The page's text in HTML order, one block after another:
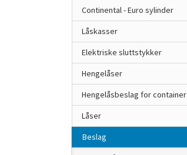
Continental - Euro sylinder
Låskasser
Elektriske sluttstykker
Hengelåser
Hengelåsbeslag for container
Låser
Beslag